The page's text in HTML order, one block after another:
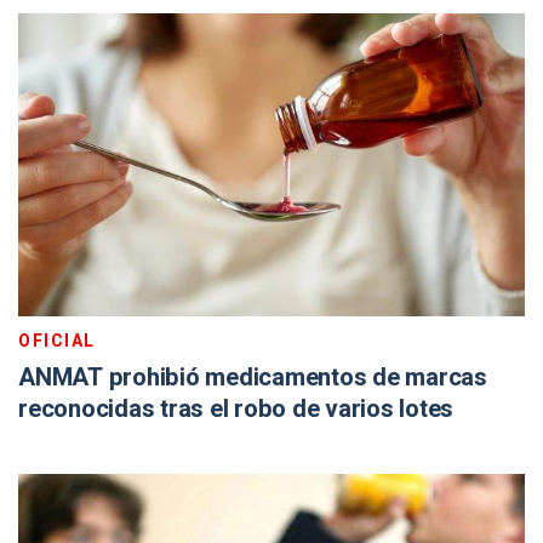
OFICIAL
ANMAT prohibió medicamentos de marcas
reconocidas tras el robo de varios lotes